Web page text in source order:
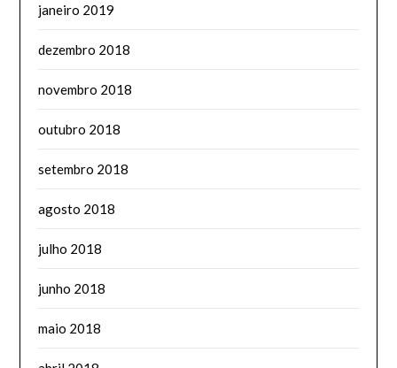
janeiro 2019
dezembro 2018
novembro 2018
outubro 2018
setembro 2018
agosto 2018
julho 2018
junho 2018
maio 2018